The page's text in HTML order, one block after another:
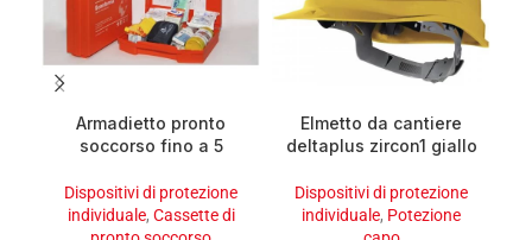
Armadietto pronto
soccorso fino a 5
Dispositivi di protezione
individuale, Cassette di
Elmetto da cantiere
deltaplus zircon1 giallo
Dispositivi di protezione
individuale, Potezione